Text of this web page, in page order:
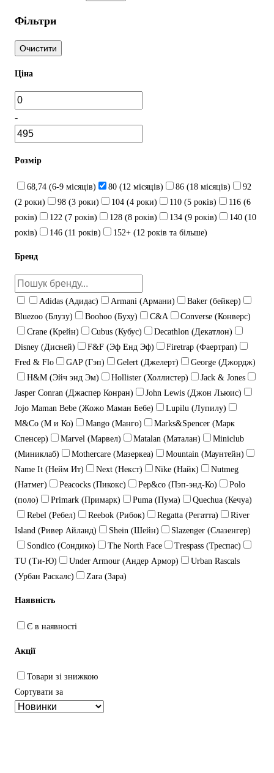
Фільтри
Очистити
Ціна
-
Розмір
68,74 (6-9 місяців) 80 (12 місяців) 86 (18 місяців)
92
(2 роки)
98 (3 роки) 104 (4 роки) 110 (5 років)
116 (6
років)
122 (7 років) 128 (8 років) 134 (9 років)
140 (10
років)
146 (11 років) 152+ (12 років та більше)
Бренд
Adidas (Адидас) Armani (Армани)
Baker (бейкер)
Bluezoo (Блузу)
Boohoo (Буху) C&A
Converse (Конверс)
Crane (Крейн)
Cubus (Кубус)
Decathlon (Декатлон)
Disney (Дисней)
F&F (Эф Енд Эф)
Firetrap (Фаертрап)
Fred & Flo
GAP (Гэп) Gelert (Джелерт)
George (Джордж)
H&M (Эйч энд Эм)
Hollister (Холлистер)
Jack & Jones
Jasper Conran (Джаспер Конран)
John Lewis (Джон Льюис)
Jojo Maman Bebe (Жожо Маман Бебе)
Lupilu (Лупилу)
M&Co (М и Ко)
Mango (Манго)
Marks&Spencer (Марк
Спенсер)
Marvel (Марвел) Matalan (Маталан)
Miniclub
(Миниклаб)
Mothercare (Мазеркеа)
Mountain (Маунтейн)
Name It (Нейм Ит)
Next (Некст) Nike (Найк)
Nutmeg
(Натмег)
Peacocks (Пикокс) Pep&co (Пэп-энд-Ко)
Polo
(поло)
Primark (Примарк) Puma (Пума)
Quechua (Кечуа)
Rebel (Ребел)
Reebok (Рибок) Regatta (Регатта)
River
Island (Ривер Айланд)
Shein (Шейн)
Slazenger (Слазенгер)
Sondico (Сондико)
The North Face
Trespass (Треспас)
TU (Ти-Ю)
Under Armour (Андер Армор)
Urban Rascals
(Урбан Раскалс)
Zara (Зара)
Наявність
Є в наявності
Акції
Товари зі знижкою
Сортувати за